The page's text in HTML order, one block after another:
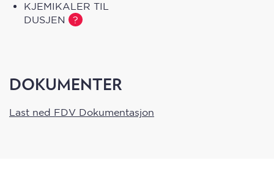
KJEMIKALER TIL
DUSJEN
?
DOKUMENTER
Last ned FDV Dokumentasjon